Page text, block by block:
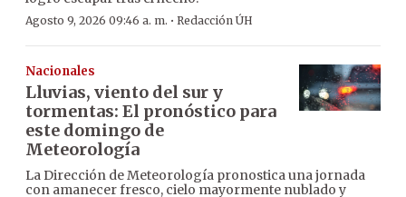
Agosto 9, 2026 09:46 a. m. · Redacción ÚH
Nacionales
Lluvias, viento del sur y
tormentas: El pronóstico para
este domingo de
Meteorología
La Dirección de Meteorología pronostica una jornada
con amanecer fresco, cielo mayormente nublado y